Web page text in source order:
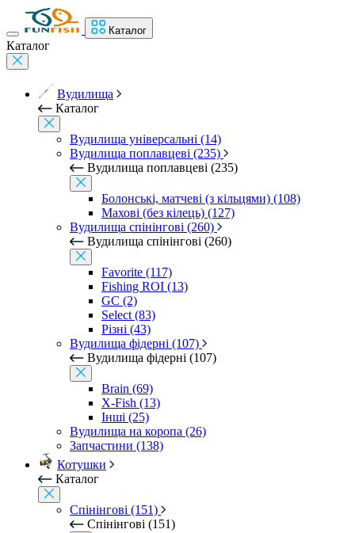
Каталог
Каталог
Вудилища
Каталог
Вудилища універсальні (14)
Вудилища поплавцеві (235)
Вудилища поплавцеві (235)
Болонські, матчеві (з кільцями) (108)
Махові (без кілець) (127)
Вудилища спінінгові (260)
Вудилища спінінгові (260)
Favorite (117)
Fishing ROI (13)
GC (2)
Select (83)
Різні (43)
Вудилища фідерні (107)
Вудилища фідерні (107)
Brain (69)
X-Fish (13)
Інші (25)
Вудилища на коропа (26)
Запчастини (138)
Котушки
Каталог
Спінінгові (151)
Спінінгові (151)